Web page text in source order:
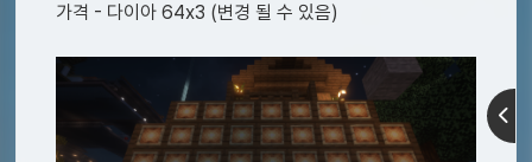
가격 - 다이아 64x3 (변경 될 수 있음)